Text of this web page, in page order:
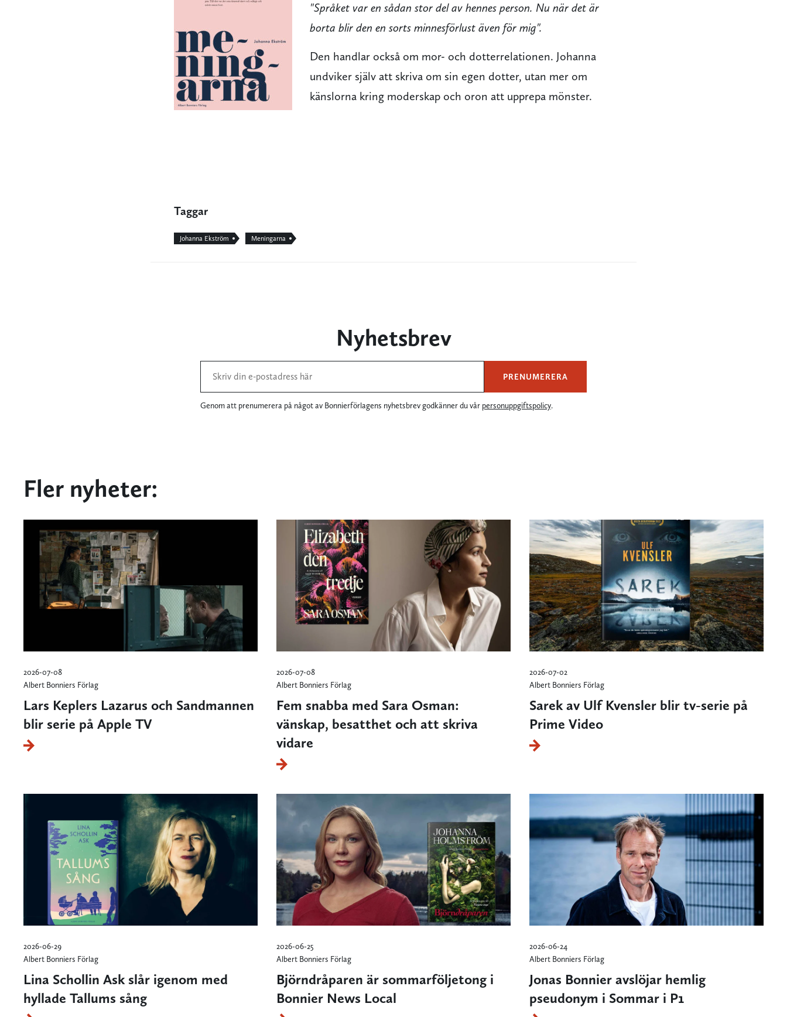
"Språket var en sådan stor del av hennes person. Nu när det är
borta blir den en sorts minnesförlust även för mig".
Den handlar också om mor- och dotterrelationen. Johanna
undviker själv att skriva om sin egen dotter, utan mer om
känslorna kring moderskap och oron att upprepa mönster.
Taggar
Johanna Ekström Meningarna
Nyhetsbrev
PRENUMERERA
Genom att prenumerera på något av Bonnierförlagens nyhetsbrev godkänner du vår personuppgiftspolicy.
Fler nyheter:
2026-07-08
Albert Bonniers Förlag
Lars Keplers Lazarus och Sandmannen
blir serie på Apple TV
2026-07-08
Albert Bonniers Förlag
Fem snabba med Sara Osman:
vänskap, besatthet och att skriva
vidare
2026-07-02
Albert Bonniers Förlag
Sarek av Ulf Kvensler blir tv-serie på
Prime Video
2026-06-29
Albert Bonniers Förlag
Lina Schollin Ask slår igenom med
hyllade Tallums sång
2026-06-25
Albert Bonniers Förlag
Björndråparen är sommarföljetong i
Bonnier News Local
2026-06-24
Albert Bonniers Förlag
Jonas Bonnier avslöjar hemlig
pseudonym i Sommar i P1